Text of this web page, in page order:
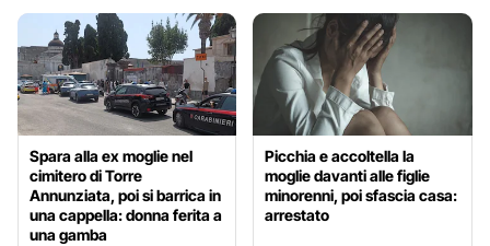
Spara alla ex moglie nel
cimitero di Torre
Annunziata, poi si barrica in
una cappella: donna ferita a
una gamba
Picchia e accoltella la
moglie davanti alle figlie
minorenni, poi sfascia casa:
arrestato